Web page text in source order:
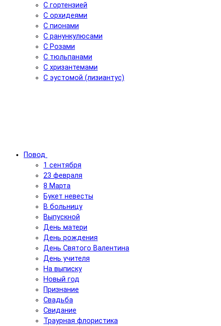
С гортензией
С орхидеями
С пионами
С ранункулюсами
С Розами
С тюльпанами
С хризантемами
С эустомой (лизиантус)
Повод
1 сентября
23 февраля
8 Марта
Букет невесты
В больницу
Выпускной
День матери
День рождения
День Святого Валентина
День учителя
На выписку
Новый год
Признание
Свадьба
Свидание
Траурная флористика